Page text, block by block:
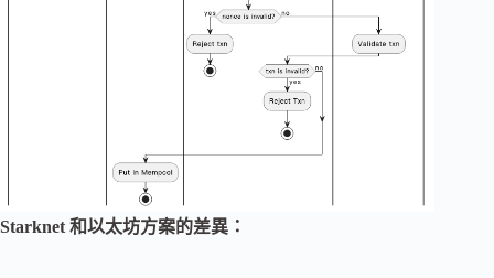
Starknet 和以太坊方案的差異：